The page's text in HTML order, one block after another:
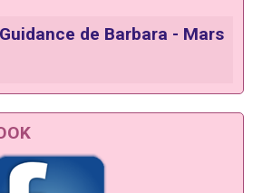
de Barbara - Mars